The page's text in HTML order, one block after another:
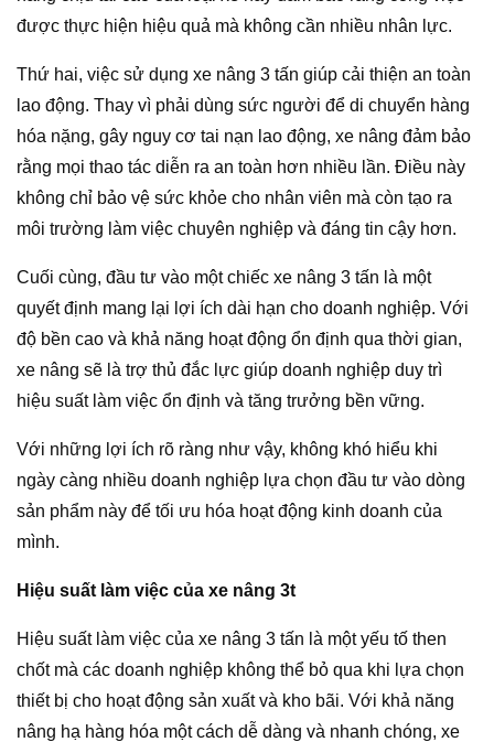
được thực hiện hiệu quả mà không cần nhiều nhân lực.
Thứ hai, việc sử dụng xe nâng 3 tấn giúp cải thiện an toàn
lao động. Thay vì phải dùng sức người để di chuyển hàng
hóa nặng, gây nguy cơ tai nạn lao động, xe nâng đảm bảo
rằng mọi thao tác diễn ra an toàn hơn nhiều lần. Điều này
không chỉ bảo vệ sức khỏe cho nhân viên mà còn tạo ra
môi trường làm việc chuyên nghiệp và đáng tin cậy hơn.
Cuối cùng, đầu tư vào một chiếc xe nâng 3 tấn là một
quyết định mang lại lợi ích dài hạn cho doanh nghiệp. Với
độ bền cao và khả năng hoạt động ổn định qua thời gian,
xe nâng sẽ là trợ thủ đắc lực giúp doanh nghiệp duy trì
hiệu suất làm việc ổn định và tăng trưởng bền vững.
Với những lợi ích rõ ràng như vậy, không khó hiểu khi
ngày càng nhiều doanh nghiệp lựa chọn đầu tư vào dòng
sản phẩm này để tối ưu hóa hoạt động kinh doanh của
mình.
Hiệu suất làm việc của xe nâng 3t
Hiệu suất làm việc của xe nâng 3 tấn là một yếu tố then
chốt mà các doanh nghiệp không thể bỏ qua khi lựa chọn
thiết bị cho hoạt động sản xuất và kho bãi. Với khả năng
nâng hạ hàng hóa một cách dễ dàng và nhanh chóng, xe